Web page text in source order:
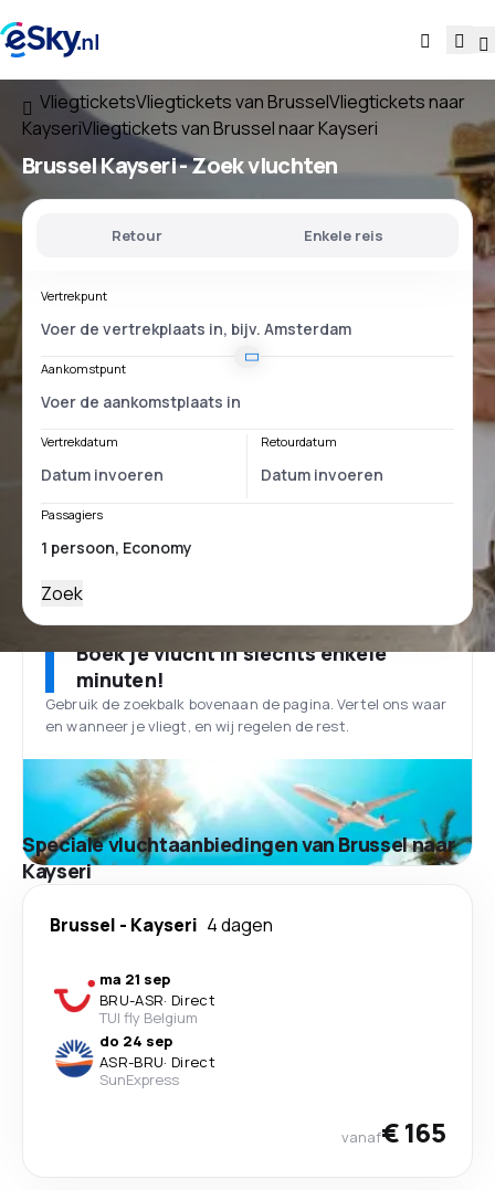
VliegticketsVliegtickets van BrusselVliegtickets naar
KayseriVliegtickets van Brussel naar Kayseri
Brussel Kayseri- Zoek vluchten
Retour Enkele reis
Vertrekpunt
Aankomstpunt
Vertrekdatum Retourdatum
Passagiers
Zoek
Boek je vlucht in slechts enkele
minuten!
Gebruik de zoekbalk bovenaan de pagina. Vertel ons waar
en wanneer je vliegt, en wij regelen de rest.
Speciale vluchtaanbiedingen van Brussel naar
Kayseri
Brussel - Kayseri 4 dagen
ma 21 sep
BRU-ASR· Direct
TUI fly Belgium
do 24 sep
ASR-BRU· Direct
SunExpress
vanaf€ 165